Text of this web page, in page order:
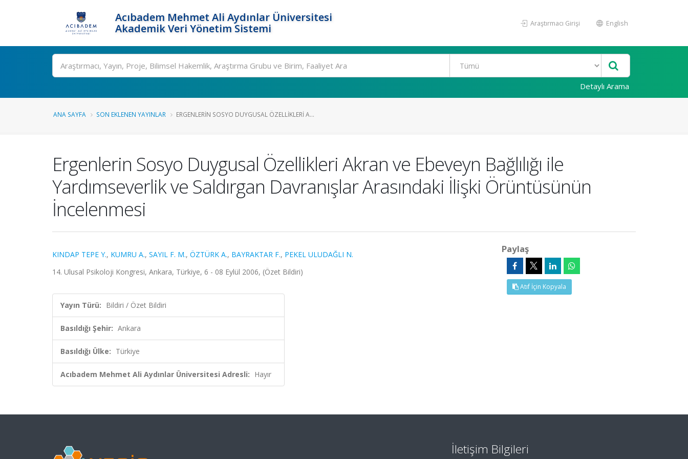
Acıbadem Mehmet Ali Aydınlar Üniversitesi
Akademik Veri Yönetim Sistemi
Araştırmacı Girişi English
Ara
Detaylı Arama
ANA SAYFA SON EKLENEN YAYINLAR ERGENLERIN SOSYO DUYGUSAL ÖZELLIKLERI A...
Ergenlerin Sosyo Duygusal Özellikleri Akran ve Ebeveyn Bağlılığı ile
Yardımseverlik ve Saldırgan Davranışlar Arasındaki İlişki Örüntüsünün
İncelenmesi
KINDAP TEPE Y., KUMRU A., SAYIL F. M., ÖZTÜRK A., BAYRAKTAR F., PEKEL ULUDAĞLI N.
14. Ulusal Psikoloji Kongresi, Ankara, Türkiye, 6 - 08 Eylül 2006, (Özet Bildiri)
Yayın Türü: Bildiri / Özet Bildiri
Basıldığı Şehir: Ankara
Basıldığı Ülke: Türkiye
Acıbadem Mehmet Ali Aydınlar Üniversitesi Adresli: Hayır
Paylaş
Atıf İçin Kopyala
İletişim Bilgileri